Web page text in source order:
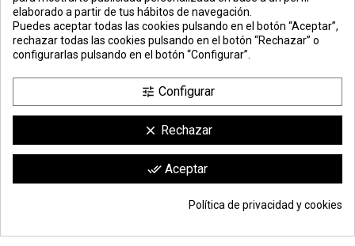
PREMIOS
METODOS
DE PAGO
ENVÍO
COMERCIO
SEGURO
clic aquí para mostrar el certificado.
elaborado a partir de tus hábitos de navegación.
Puedes aceptar todas las cookies pulsando en el botón “Aceptar”,
rechazar todas las cookies pulsando en el botón “Rechazar” o
configurarlas pulsando en el botón “Configurar”.
tune Configurar
clear Rechazar
done_all Aceptar
Política de privacidad y cookies